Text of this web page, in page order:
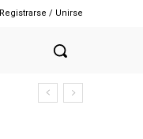
Registrarse / Unirse